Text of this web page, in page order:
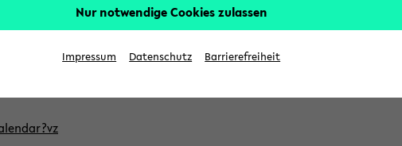
Sie für Ihre Sitzung auswählen möchten. Bitte beachten Sie auch
Nur notwendige Cookies zulassen
Impressum Datenschutz Barrierefreiheit